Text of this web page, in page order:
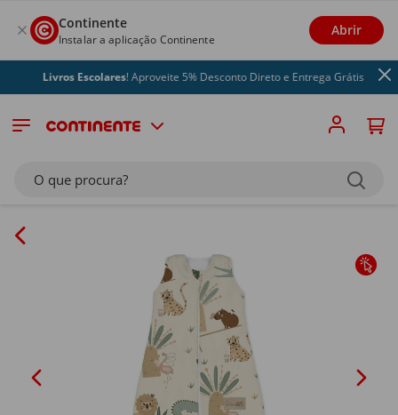
Continente
Instalar a aplicação Continente
Abrir
Livros Escolares! Aproveite 5% Desconto Direto e Entrega Grátis
O que procura?